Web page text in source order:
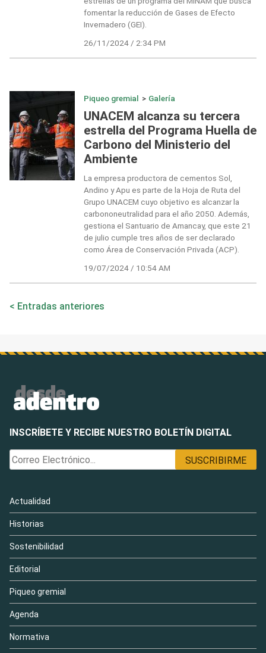
fomentar la reducción de Gases de Efecto
Invernadero (GEI).
26/11/2024 / 2:34 PM
Piqueo gremial > Galería
UNACEM alcanza su tercera
estrella del Programa Huella de
Carbono del Ministerio del
Ambiente
La empresa productora de cementos Sol,
Andino y Apu es parte de la Hoja de Ruta del
Grupo UNACEM cuyo objetivo es alcanzar la
carbononeutralidad para el año 2050. Además,
gestiona el Santuario de Amancay, que este 21
de julio cumple tres años de ser declarado
como Área de Conservación Privada (ACP).
19/07/2024 / 10:54 AM
Navegación
Entradas anteriores
INSCRÍBETE Y RECIBE NUESTRO BOLETÍN DIGITAL
Actualidad
Historias
Sostenibilidad
Editorial
Piqueo gremial
Agenda
Normativa